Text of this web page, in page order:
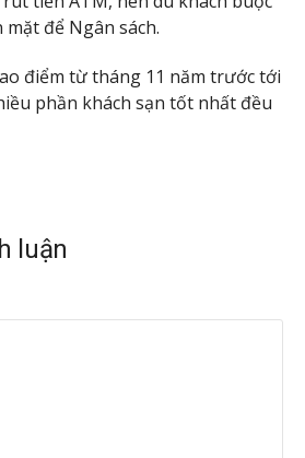
để Ngân sách.
điểm từ tháng 11 năm trước tới
phần khách sạn tốt nhất đều
luận